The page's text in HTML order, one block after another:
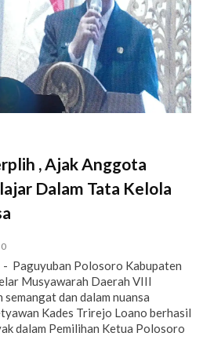
, Ajak Anggota
Dalam Tata Kelola
0
Paguyuban Polosoro Kabupaten
Musyawarah Daerah VIII
dan dalam nuansa
Kades Trirejo Loano berhasil
dalam Pemilihan Ketua Polosoro